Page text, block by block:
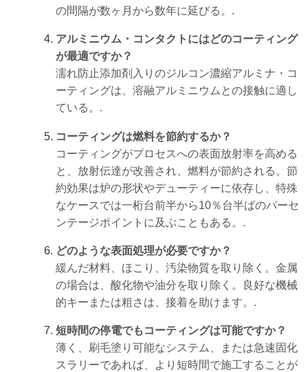
の間隔が数ヶ月から数年に延びる。.
アルミニウム・コンタクトにはどのコーティング
が最適ですか？
濡れ防止添加剤入りのジルコン濃縮アルミナ・コ
ーティングは、溶融アルミニウムとの接触に適し
ている。.
コーティングは燃料を節約するか？
コーティングがプロセスへの表面放射率を高める
と、放射伝達が改善され、燃料が節約される。節
約効果は炉の形状やデューティーに依存し、特殊
なケースでは一桁台前半から10％台半ばのパーセ
ンテージポイントに及ぶこともある。.
どのような表面処理が必要ですか？
緩んだ材料、ほこり、汚染物質を取り除く。金属
の場合は、酸化物や油分を取り除く。良好な機械
的キーまたは粗さは、接着を助けます。.
短時間の停電でもコーティングは可能ですか？
薄く、刷毛塗り可能なシステム、または急速固化
スラリーであれば、より短時間で施工することが